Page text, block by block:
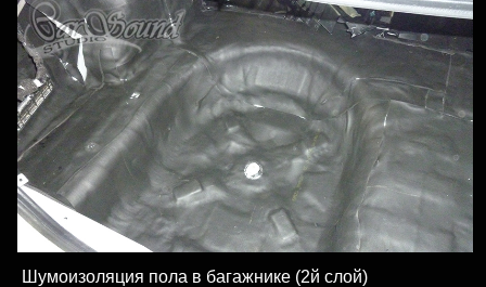
Шумоизоляция пола в багажнике (2й слой)